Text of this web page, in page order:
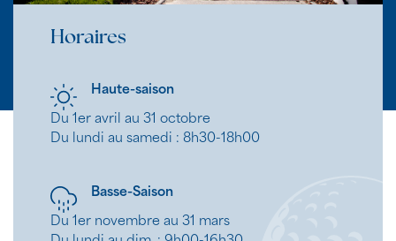
Horaires
Haute-saison
Du 1er avril au 31 octobre
Du lundi au samedi : 8h30-18h00
Basse-Saison
Du 1er novembre au 31 mars